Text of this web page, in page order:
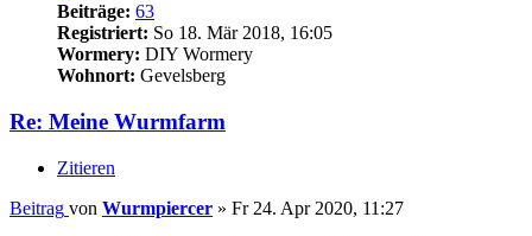
Beiträge: 63
Registriert: So 18. Mär 2018, 16:05
Wormery: DIY Wormery
Wohnort: Gevelsberg
Re: Meine Wurmfarm
Zitieren
Beitrag von Wurmpiercer » Fr 24. Apr 2020, 11:27